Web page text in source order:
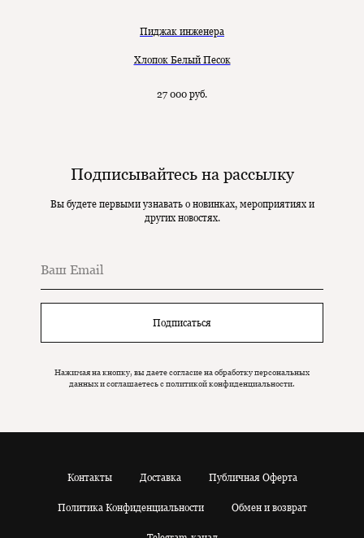
Пиджак инженера
Хлопок Белый Песок
27 000 руб.
Подписывайтесь на рассылку
Вы будете первыми узнавать о новинках, мероприятиях и
других новостях.
Подписаться
Нажимая на кнопку, вы даете согласие на обработку персональных
данных и соглашаетесь c политикой конфиденциальности.
Контакты Доставка Публичная Оферта
Политика Конфиденциальности Обмен и возврат